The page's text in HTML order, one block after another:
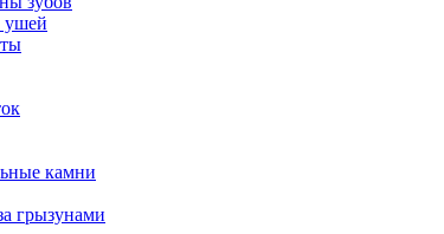
ушей
камни
грызунами